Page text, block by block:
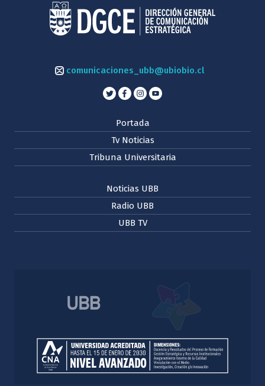
comunicaciones_ubb@ubiobio.cl
Portada
Tv Noticias
Tribuna Universitaria
Noticias UBB
Radio UBB
UBB TV